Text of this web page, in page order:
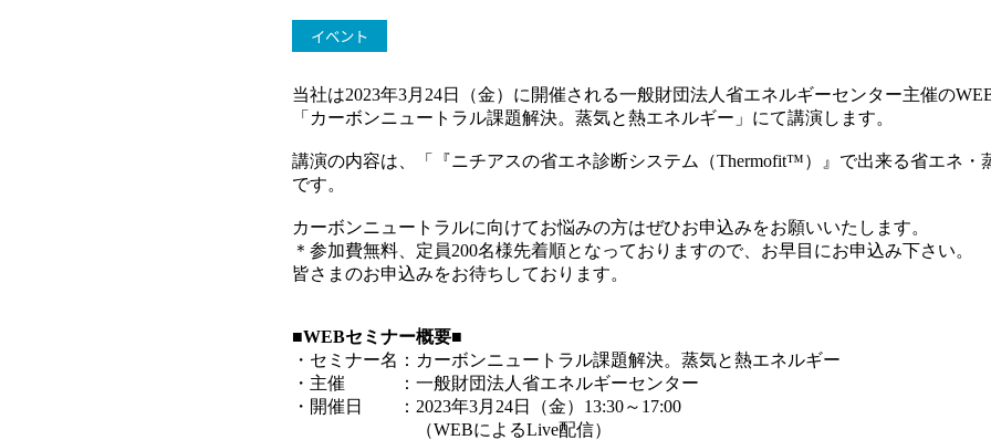
イベント
当社は2023年3月24日（金）に開催される一般財団法人省エネルギーセンター主催の
「カーボンニュートラル課題解決。蒸気と熱エネルギー」にて講演します。
講演の内容は、「『ニチアスの省エネ診断システム（Thermofit™）』で出来る省エネ・
です。
カーボンニュートラルに向けてお悩みの方はぜひお申込みをお願いいたします。
＊参加費無料、定員200名様先着順となっておりますので、お早目にお申込み下さい。
皆さまのお申込みをお待ちしております。
■WEBセミナー概要■
・セミナー名：カーボンニュートラル課題解決。蒸気と熱エネルギー
・主催 ：一般財団法人省エネルギーセンター
・開催日 ：2023年3月24日（金）13:30～17:00
（WEBによるLive配信）